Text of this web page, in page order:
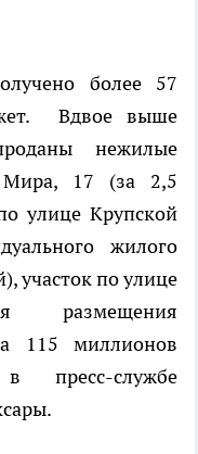
более 57
Вдвое выше
нежилые
Мира, 17 (за 2,5
улице Крупской
жилого
участок по улице
размещения
115 миллионов
службе